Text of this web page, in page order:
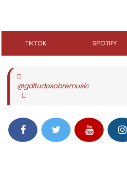
TIKTOK SPOTIFY
@gdltudosobremusic